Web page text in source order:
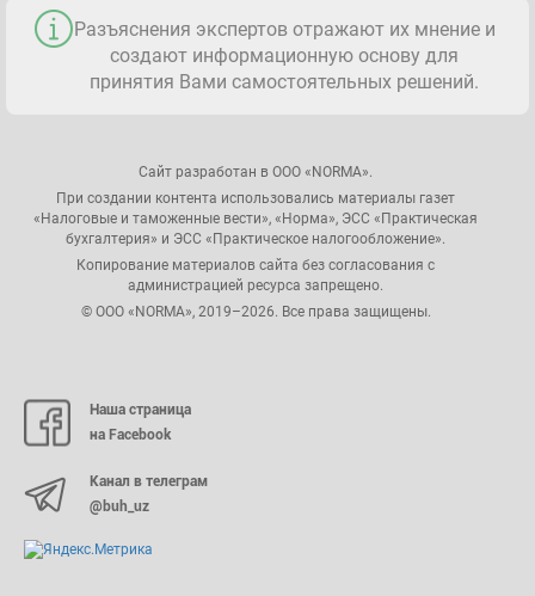
Разъяснения экспертов отражают их мнение и
создают информационную основу для
принятия Вами самостоятельных решений.
Сайт разработан в ООО «NORMA».
При создании контента использовались материалы газет
«Налоговые и таможенные вести», «Норма», ЭСС «Практическая
бухгалтерия» и ЭСС «Практическое налогообложение».
Копирование материалов сайта без согласования с
администрацией ресурса запрещено.
© ООО «NORMA», 2019–2026. Все права защищены.
Наша страница
на Facebook
Канал в телеграм
@buh_uz